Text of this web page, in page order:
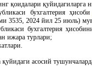
қоидалари қуйидагиларга
бухгалтерия ҳ
3535, 2024 йил 25 июль)
бухгалтерия ҳ
ижара турлари;
қуйидаги асосий